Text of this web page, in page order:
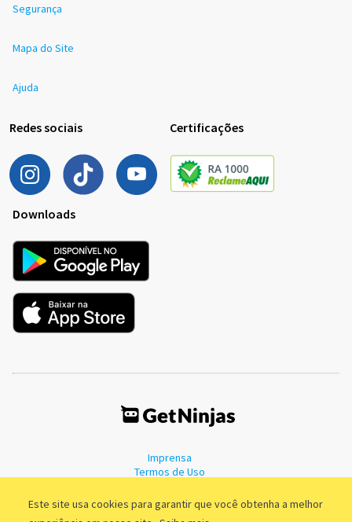
Este site usa cookies para garantir que você obtenha a melhor
Segurança
Mapa do Site
Ajuda
Redes sociais Certificações
Downloads
Imprensa
Termos de Uso